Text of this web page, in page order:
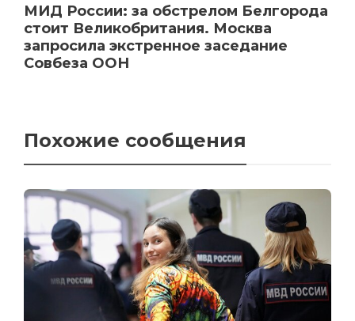
МИД России: за обстрелом Белгорода
стоит Великобритания. Москва
запросила экстренное заседание
Совбеза ООН
Похожие сообщения